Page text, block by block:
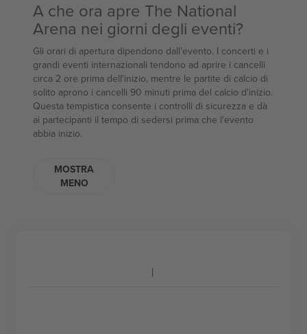
A che ora apre The National
Arena nei giorni degli eventi?
Gli orari di apertura dipendono dall'evento. I concerti e i
grandi eventi internazionali tendono ad aprire i cancelli
circa 2 ore prima dell'inizio, mentre le partite di calcio di
solito aprono i cancelli 90 minuti prima del calcio d'inizio.
Questa tempistica consente i controlli di sicurezza e dà
ai partecipanti il tempo di sedersi prima che l'evento
abbia inizio.
MOSTRA
MENO